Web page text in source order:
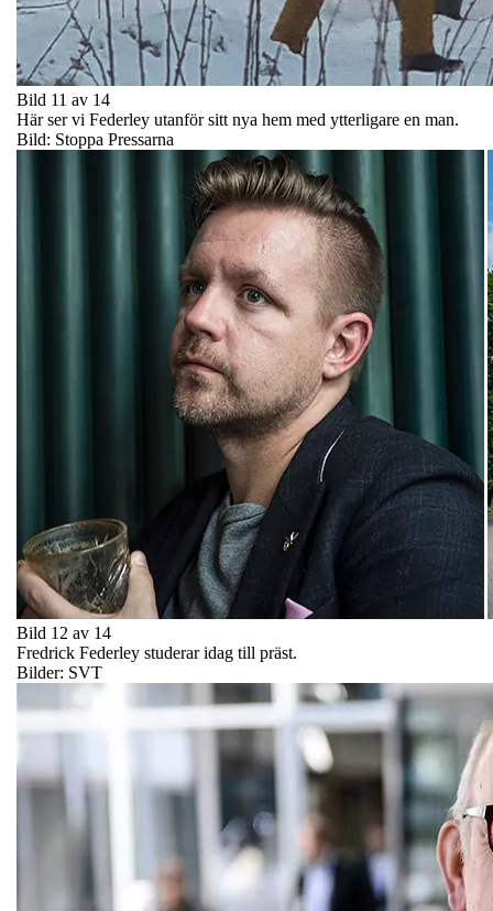
Bild 11 av 14
Här ser vi Federley utanför sitt nya hem med ytterligare en man.
Bild: Stoppa Pressarna
Bild 12 av 14
Fredrick Federley studerar idag till präst.
Bilder: SVT